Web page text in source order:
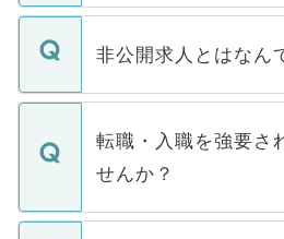
ご登録いただきました
登録内容を確認し、そ
ます。通常、5営業日
いただきますので、し
い。
非公開求人とはなん
マイナビDOCTORで取
うち約3割は、Webサ
けない「非公開求人」
下記の理由によって、
ません。
転職・入職を強要さ
せんか？
転職・入職を強要する